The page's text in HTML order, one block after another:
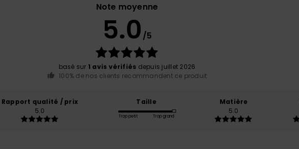
Note moyenne
5.0 /5
basé sur 1 avis vérifiés depuis juillet 2026
100% de nos clients recommandent ce produit
Rapport qualité / prix
5.0
Taille
Trop petit Trop grand
Matière
5.0